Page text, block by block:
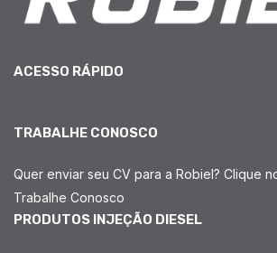
ACESSO RÁPIDO
TRABALHE CONOSCO
Quer enviar seu CV para a Robiel? Clique
Trabalhe Conosco
PRODUTOS INJEÇÃO DIESEL